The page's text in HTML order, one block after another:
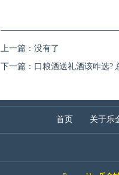
上一篇：没有了
下一篇： 口粮酒送礼酒该咋选?
首页 关于乐